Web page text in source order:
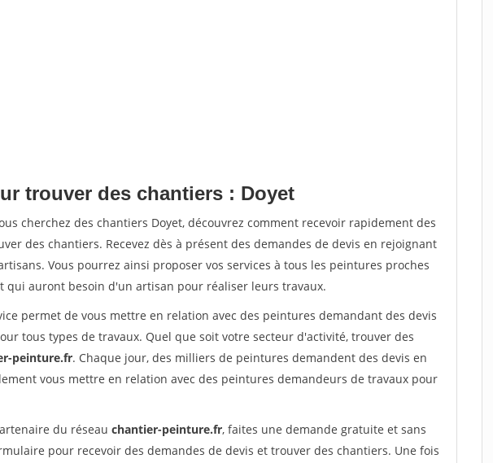
trouver des chantiers : Doyet
cherchez des chantiers Doyet, découvrez comment recevoir rapidement des
des chantiers. Recevez dès à présent des demandes de devis en rejoignant
Vous pourrez ainsi proposer vos services à tous les peintures proches
qui auront besoin d'un artisan pour réaliser leurs travaux.
permet de vous mettre en relation avec des peintures demandant des devis
tous types de travaux. Quel que soit votre secteur d'activité, trouver des
peinture.fr. Chaque jour, des milliers de peintures demandent des devis en
vous mettre en relation avec des peintures demandeurs de travaux pour
du réseau chantier-peinture.fr, faites une demande gratuite et sans
pour recevoir des demandes de devis et trouver des chantiers. Une fois